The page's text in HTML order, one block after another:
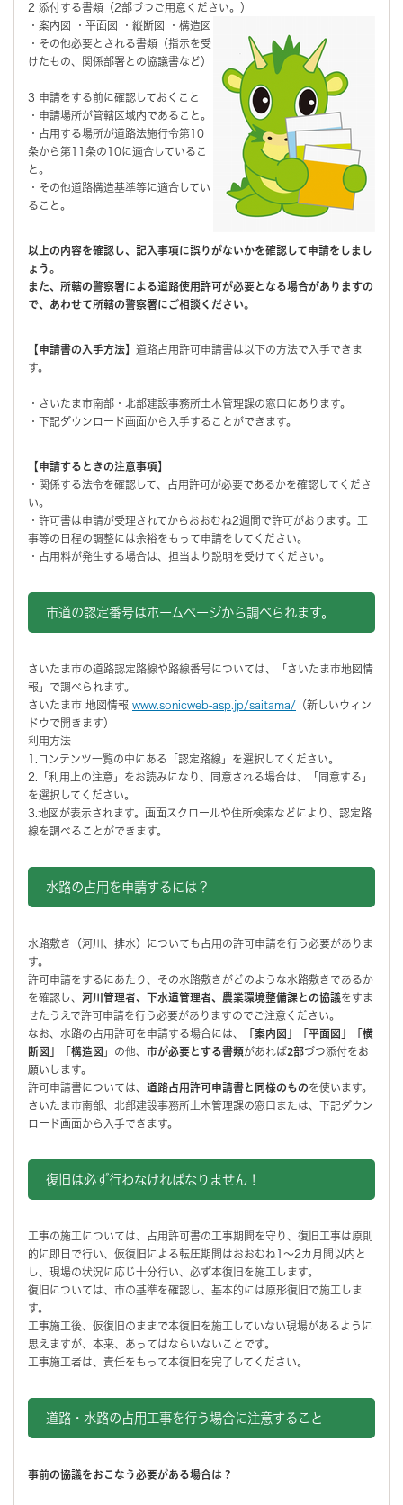
2 添付する書類（2部づつご用意ください。）
・案内図 ・平面図 ・縦断図 ・構造図
・その他必要とされる書類（指示を受
けたもの、関係部署との協議書など）
3 申請をする前に確認しておくこと
・申請場所が管轄区域内であること。
・占用する場所が道路法施行令第10
条から第11条の10に適合しているこ
と。
・その他道路構造基準等に適合してい
ること。
以上の内容を確認し、記入事項に誤りがないかを確認して申請をしまし
ょう。
また、所轄の警察署による道路使用許可が必要となる場合がありますの
で、あわせて所轄の警察署にご相談ください。
【申請書の入手方法】 道路占用許可申請書は以下の方法で入手できま
す。
・さいたま市南部・北部建設事務所土木管理課の窓口にあります。
・下記ダウンロード画面から入手することができます。
【申請するときの注意事項】
・関係する法令を確認して、占用許可が必要であるかを確認してくださ
い。
・許可書は申請が受理されてからおおむね2週間で許可がおります。工
事等の日程の調整には余裕をもって申請をしてください。
・占用料が発生する場合は、担当より説明を受けてください。
市道の認定番号はホームページから調べられます。
さいたま市の道路認定路線や路線番号については、「さいたま市地図情
報」で調べられます。
さいたま市 地図情報 www.sonicweb-asp.jp/saitama/ （新しいウィン
ドウで開きます）
利用方法
1.コンテンツ一覧の中にある「認定路線」を選択してください。
2.「利用上の注意」をお読みになり、同意される場合は、「同意する」
を選択してください。
3.地図が表示されます。画面スクロールや住所検索などにより、認定路
線を調べることができます。
水路の占用を申請するには？
水路敷き（河川、排水）についても占用の許可申請を行う必要がありま
す。
許可申請をするにあたり、その水路敷きがどのような水路敷きであるか
を確認し、 河川管理者、下水道管理者、農業環境整備課との協議をすま
せたうえで許可申請を行う必要がありますのでご注意ください。
なお、水路の占用許可を申請する場合には、
「案内図」「平面図」「横
断図」「構造図 」の他、 市が必要とする書類があれば2部づつ添付をお
願いします。
許可申請書については、 道路占用許可申請書と同様のものを使います。
さいたま市南部、北部建設事務所土木管理課の窓口または、下記ダウン
ロード画面から入手できます。
復旧は必ず行わなければなりません！
工事の施工については、占用許可書の工事期間を守り、復旧工事は原則
的に即日で行い、仮復旧による転圧期間はおおむね1～2カ月間以内と
し、現場の状況に応じ十分行い、必ず本復旧を施工します。
復旧については、市の基準を確認し、基本的には原形復旧で施工しま
す。
工事施工後、仮復旧のままで本復旧を施工していない現場があるように
思えますが、本来、あってはならいないことです。
工事施工者は、責任をもって本復旧を完了してください。
道路・水路の占用工事を行う場合に注意すること
事前の協議をおこなう必要がある場合は？